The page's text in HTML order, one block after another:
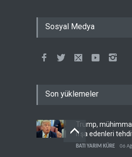
Sosyal Medya
Son yüklemeler
Trump,
ifşa edenleri
BATI YARIM KÜRE 06